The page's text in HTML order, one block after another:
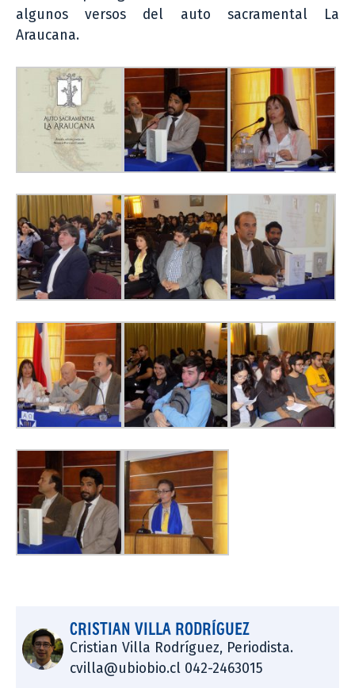
algunos versos del auto sacramental La
Araucana.
CRISTIAN VILLA RODRÍGUEZ
Cristian Villa Rodríguez, Periodista.
cvilla@ubiobio.cl 042-2463015